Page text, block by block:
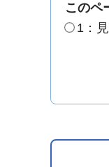
このペ
1：